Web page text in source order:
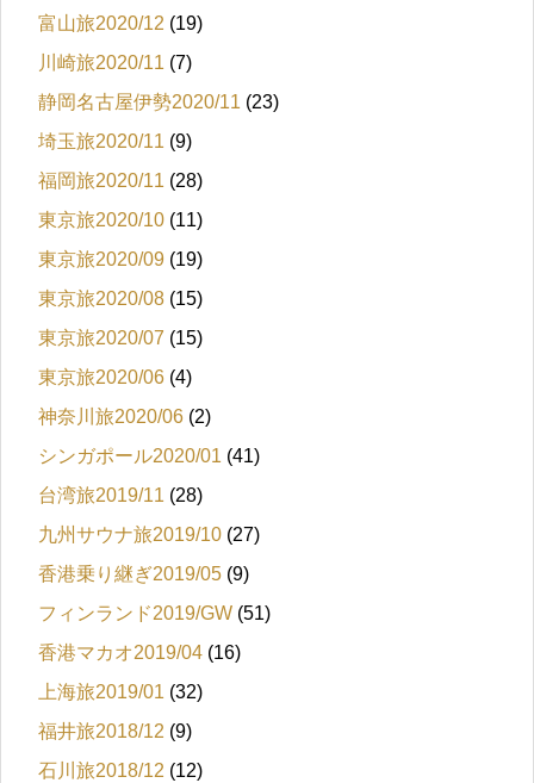
富山旅2020/12 (19)
川崎旅2020/11 (7)
静岡名古屋伊勢2020/11 (23)
埼玉旅2020/11 (9)
福岡旅2020/11 (28)
東京旅2020/10 (11)
東京旅2020/09 (19)
東京旅2020/08 (15)
東京旅2020/07 (15)
東京旅2020/06 (4)
神奈川旅2020/06 (2)
シンガポール2020/01 (41)
台湾旅2019/11 (28)
九州サウナ旅2019/10 (27)
香港乗り継ぎ2019/05 (9)
フィンランド2019/GW (51)
香港マカオ2019/04 (16)
上海旅2019/01 (32)
福井旅2018/12 (9)
石川旅2018/12 (12)